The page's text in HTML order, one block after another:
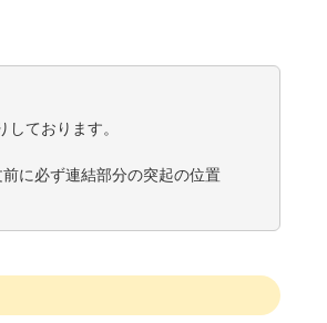
ております。
に必ず連結部分の突起の位置